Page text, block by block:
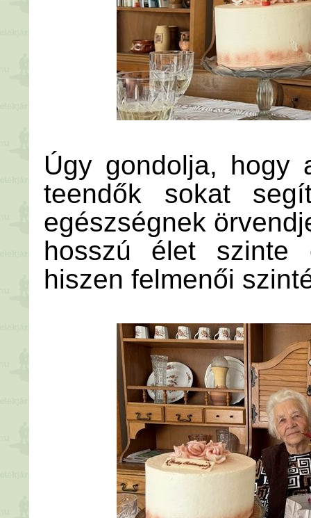
Úgy gondolja,
teendők sokat
egészségnek
hosszú élet szinte
hiszen felmenői